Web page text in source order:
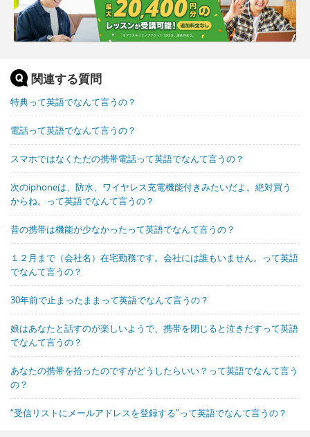
関連する質問
特典って英語でなんて言うの？
電話って英語でなんて言うの？
スマホではなくただの携帯電話って英語でなんて言うの？
次のiphoneは、防水、ワイヤレス充電機能付きみたいだよ。絶対買う
からね。って英語でなんて言うの？
昔の携帯は機能が少なかったって英語でなんて言うの？
１２月まで（会社名）在宅勤務です。会社には誰もいません。って英語
でなんて言うの？
30年前で止まったままって英語でなんて言うの？
娘はあなたと話すのが楽しいようで、携帯を閉じると泣きだすって英語
でなんて言うの？
あなたの携帯を拾ったのですがどうしたらいい？って英語でなんて言う
の？
“受信リストにメールアドレスを登録する”って英語でなんて言うの？